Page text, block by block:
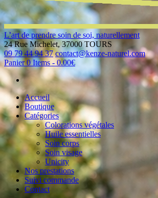
L’art de prendre soin de soi, naturellement
24 Rue Michelet, 37000 TOURS
09 79 44 94 37 contact@kenze-naturel.com
Panier 0 Items - 0.00€
Accueil
Boutique
Catégories
Colorations végétales
Huile essentielles
Soin corps
Soin visage
Unicity
Nos prestations
Suivi commande
Contact